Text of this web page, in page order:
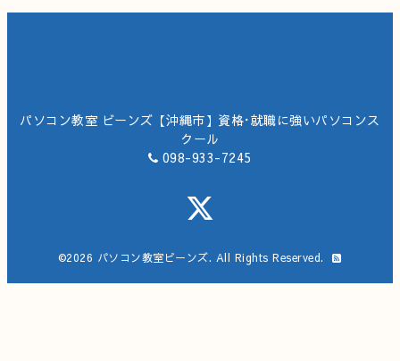
パソコン教室 ビーンズ【沖縄市】資格･就職に強いパソコンス
クール
098-933-7245
©2026 パソコン教室ビーンズ. All Rights Reserved.